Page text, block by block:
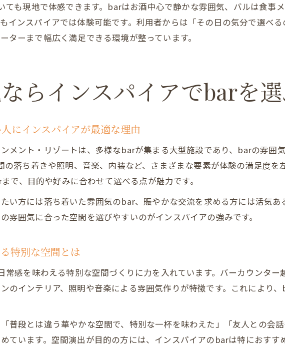
ても現地で体感できます。barはお酒中心で静かな雰囲気、バルは食事
インスパイアでは体験可能です。利用者からは「その日の気分で選べ
ターまで幅広く満足できる環境が整っています。
らインスパイアでbarを
にインスパイアが最適な理由
メント・リゾートは、多様なbarが集まる大型施設であり、barの雰囲
落ち着きや照明、音楽、内装など、さまざまな要素が体験の満足度を
で、目的や好みに合わせて選べる点が魅力です。
い方には落ち着いた雰囲気のbar、賑やかな交流を求める方には活気
雰囲気に合った空間を選びやすいのがインスパイアの強みです。
特別な空間とは
常感を味わえる特別な空間づくりに力を入れています。バーカウンタ
のインテリア、照明や音楽による雰囲気作りが特徴です。これにより
普段とは違う華やかな空間で、特別な一杯を味わえた」「友人との会
ています。空間演出が目的の方には、インスパイアのbarは特におすす